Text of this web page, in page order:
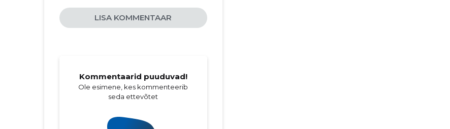
LISA KOMMENTAAR
Kommentaarid puuduvad!
Ole esimene, kes kommenteerib
seda ettevõtet